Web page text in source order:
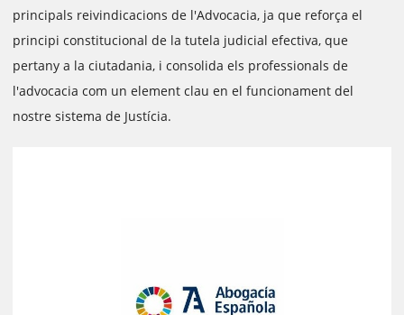
principals reivindicacions de l'Advocacia, ja que reforça el
principi constitucional de la tutela judicial efectiva, que
pertany a la ciutadania, i consolida els professionals de
l'advocacia com un element clau en el funcionament del
nostre sistema de Justícia.